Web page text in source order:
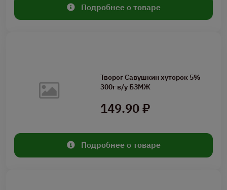
Подробнее о товаре
Творог Савушкин хуторок 5%
300г в/у БЗМЖ
149.90 ₽
Подробнее о товаре